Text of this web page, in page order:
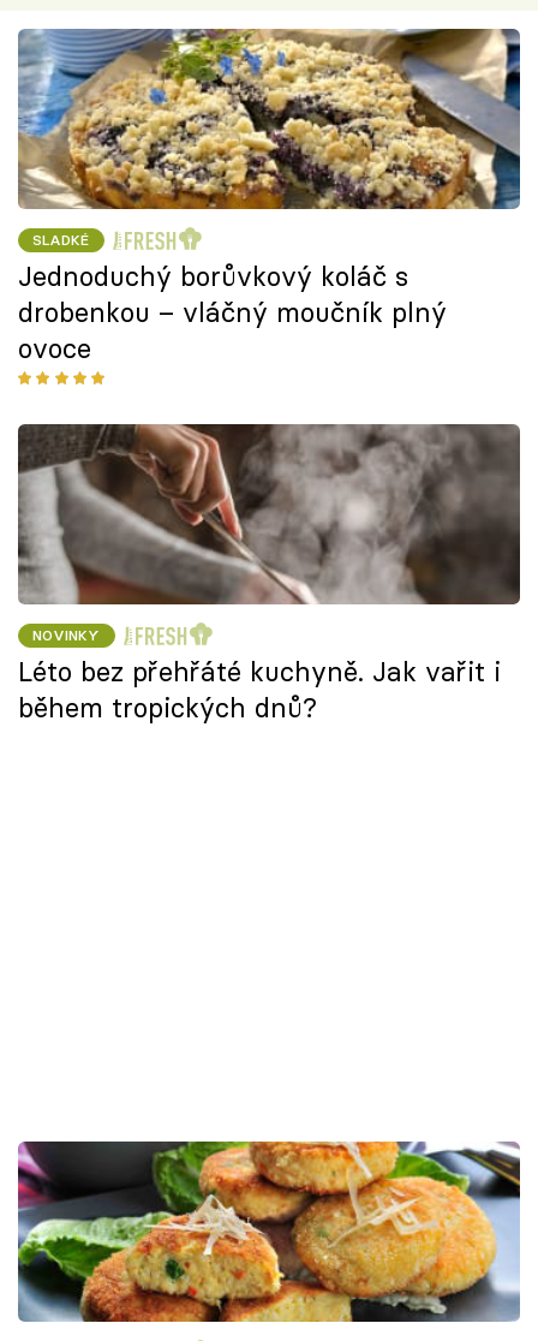
SLADKÉ
Jednoduchý borůvkový koláč s
drobenkou – vláčný moučník plný
ovoce
NOVINKY
Léto bez přehřáté kuchyně. Jak vařit i
během tropických dnů?